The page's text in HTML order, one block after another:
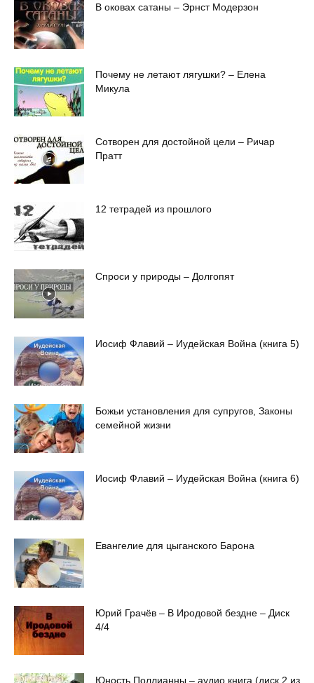
В оковах сатаны – Эрнст Модерзон
Почему не летают лягушки? – Елена
Микула
Сотворен для достойной цели – Ричар
Пратт
12 тетрадей из прошлого
Спроси у природы – Долгопят
Иосиф Флавий – Иудейская Война (книга 5)
Божьи установления для супругов, Законы
семейной жизни
Иосиф Флавий – Иудейская Война (книга 6)
Евангелие для цыганского Барона
Юрий Грачёв – В Иродовой бездне – Диск
4/4
Юность Поллианны – аудио книга (диск 2 из